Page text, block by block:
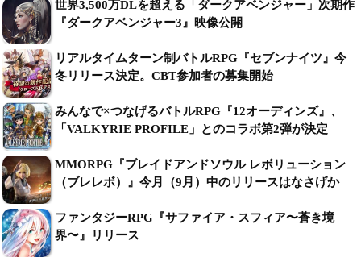
世界3,500万DLを超える「ダークアベンジャー」次期作
『ダークアベンジャー3』映像公開
リアルタイムターン制バトルRPG『セブンナイツ』今
冬リリース決定。CBT参加者の募集開始
みんなで×つなげるバトルRPG『12オーディンズ』、
「VALKYRIE PROFILE」とのコラボ第2弾が決定
MMORPG『ブレイドアンドソウル レボリューション
（ブレレボ）』今月（9月）中のリリースはなさげか
ファンタジーRPG『サファイア・スフィア〜蒼き境
界〜』リリース